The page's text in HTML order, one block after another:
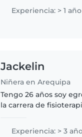
experiencia cuidando
diferentes edades,
Experiencia: > 1 año
Jackelin
Niñera en Arequipa
Tengo 26 años soy
la carrera de
extrovertida y me
Experiencia: > 3